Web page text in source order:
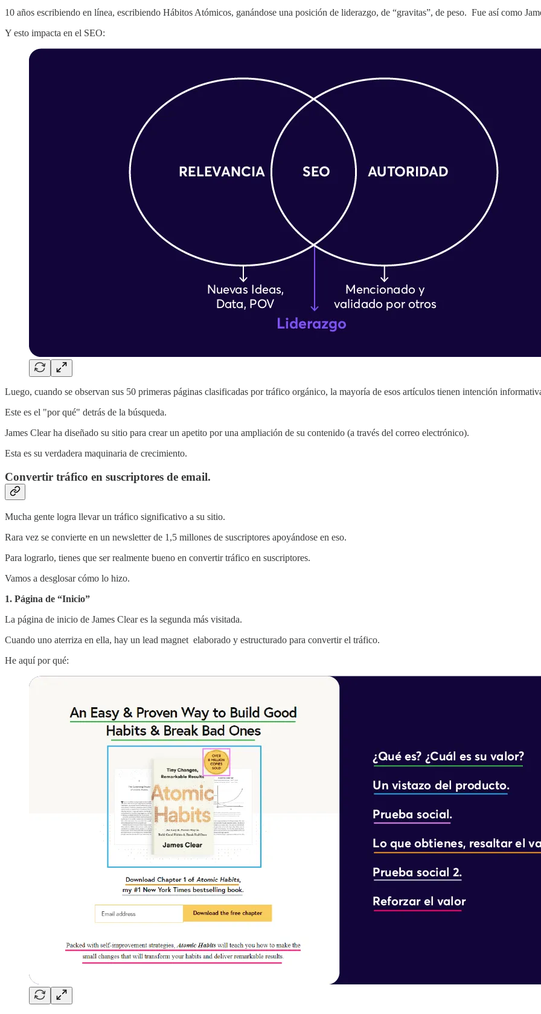
10 años escribiendo en línea, escribiendo Hábitos Atómicos, ganándose una posición de liderazgo, de “gravitas”, de peso. Fue así como
Y esto impacta en el SEO:
Luego, cuando se observan sus 50 primeras páginas clasificadas por tráfico orgánico, la mayoría de esos artículos tienen intención
Este es el "por qué" detrás de la búsqueda.
James Clear ha diseñado su sitio para crear un apetito por una ampliación de su contenido (a través del correo electrónico).
Esta es su verdadera maquinaria de crecimiento.
Convertir tráfico en suscriptores de email.
Mucha gente logra llevar un tráfico significativo a su sitio.
Rara vez se convierte en un newsletter de 1,5 millones de suscriptores apoyándose en eso.
Para lograrlo, tienes que ser realmente bueno en convertir tráfico en suscriptores.
Vamos a desglosar cómo lo hizo.
1. Página de “Inicio”
La página de inicio de James Clear es la segunda más visitada.
Cuando uno aterriza en ella, hay un lead magnet elaborado y estructurado para convertir el tráfico.
He aquí por qué: